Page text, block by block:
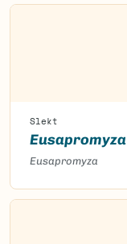
Slekt
Eusapromyza
Eusapromyza